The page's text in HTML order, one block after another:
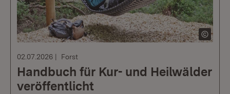
02.07.2026 Forst
Handbuch für Kur- und Heilwälder
veröffentlicht